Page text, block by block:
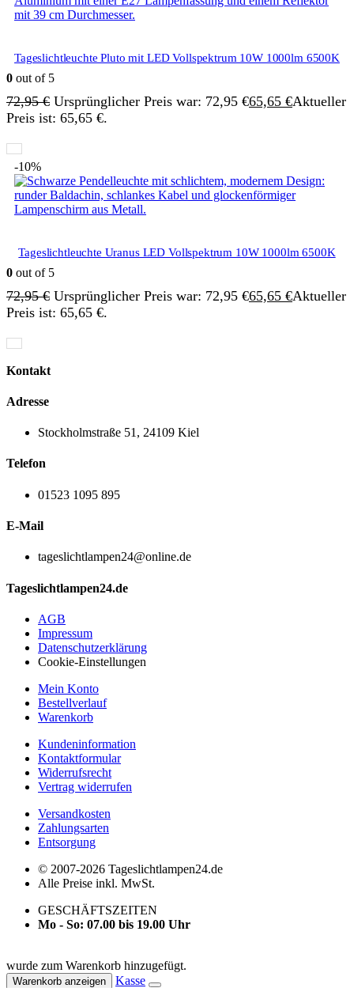
Tageslichtleuchte Pluto mit LED Vollspektrum 10W 1000lm 6500K
0 out of 5
72,95€ Ursprünglicher Preis war: 72,95 €65,65 €Aktueller
Preis ist: 65,65 €.
-10%
Tageslichtleuchte Uranus LED Vollspektrum 10W 1000lm 6500K
0 out of 5
72,95€ Ursprünglicher Preis war: 72,95 €65,65 €Aktueller
Preis ist: 65,65 €.
Kontakt
Adresse
Stockholmstraße 51, 24109 Kiel
Telefon
01523 1095 895
E-Mail
tageslichtlampen24@online.de
Tageslichtlampen24.de
AGB
Impressum
Datenschutzerklärung
Cookie-Einstellungen
Mein Konto
Bestellverlauf
Warenkorb
Kundeninformation
Kontaktformular
Widerrufsrecht
Vertrag widerrufen
Versandkosten
Zahlungsarten
Entsorgung
© 2007-2026 Tageslichtlampen24.de
Alle Preise inkl. MwSt.
GESCHÄFTSZEITEN
Mo - So: 07.00 bis 19.00 Uhr
wurde zum Warenkorb hinzugefügt.
Warenkorb anzeigen Kasse